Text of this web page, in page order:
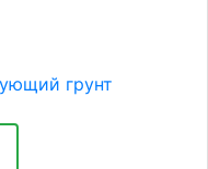
грунт